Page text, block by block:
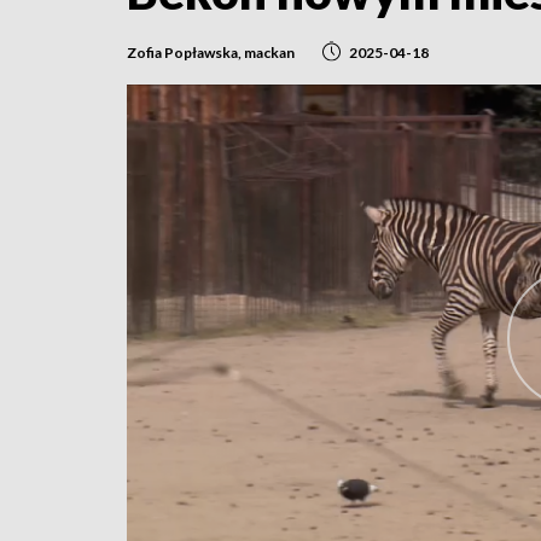
Zofia Popławska, mackan 2025-04-18